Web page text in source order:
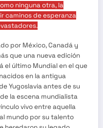
ninguna otra, la
caminos de esperanza
por México, Canadá y
que una nueva edición
el último Mundial en el que
en la antigua
Yugoslavia antes de su
la escena mundialista
vivo entre aquella
mundo por su talento